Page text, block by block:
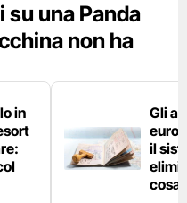
su una Panda
non ha
in
Gli
il
cosa